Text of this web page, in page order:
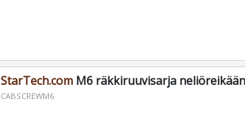
StarTech.comM6 räkkiruuvisarja
CABSCREWM6